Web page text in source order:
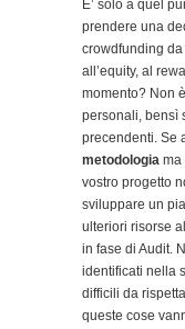
E’ solo a quel
prendere una
crowdfunding
all’equity, al
momento? Non
personali, bensì
precendenti. Se
metodologia ma
vostro progetto
sviluppare un
ulteriori risorse
in fase di Audit.
identificati nella
difficili da
queste cose